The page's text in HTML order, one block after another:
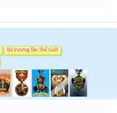
Bá Vương Tân Thế Giới